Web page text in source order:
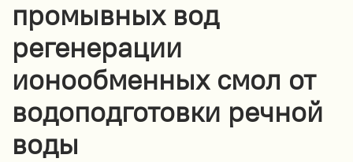
промывных вод
регенерации
ионообменных смол от
водоподготовки речной
воды